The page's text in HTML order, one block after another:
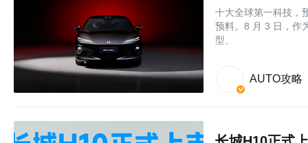
十大全球第一科技，
预料。8 月 3 日，作
型、
AUTO攻略